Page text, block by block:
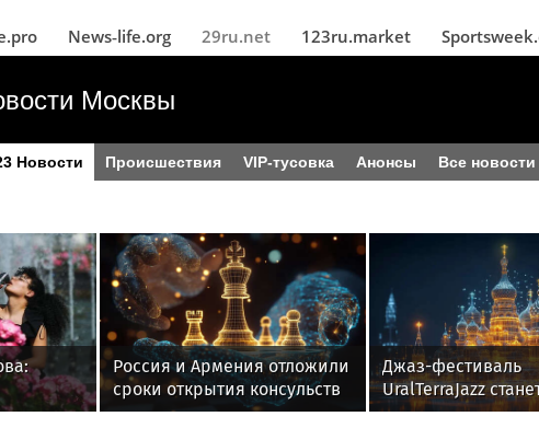
News‑life.org 29ru.net 123ru.market
Москвы
Новости Происшествия VIP-тусовка Анонсы Все новости
Россия и Армения отложили
сроки открытия консульств
в Капане и Владикавказе
Джаз-фестиваль
UralTerraJazz
358-летия